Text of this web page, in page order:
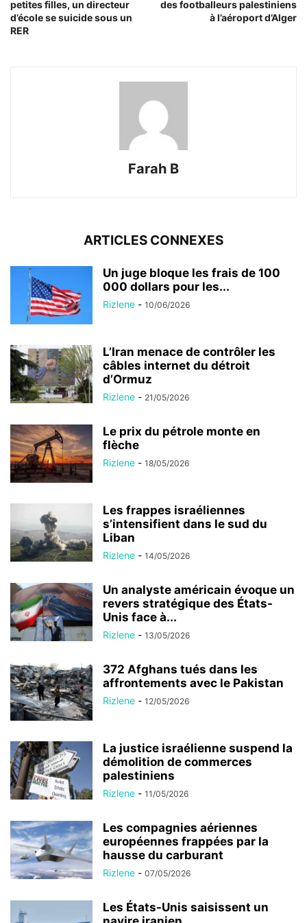
petites filles, un directeur
d’école se suicide sous un
RER
des footballeurs palestiniens
à l’aéroport d’Alger
Farah B
ARTICLES CONNEXES
Un juge bloque les frais de 100
000 dollars pour les...
Rizlene - 10/06/2026
L’Iran menace de contrôler les
câbles internet du détroit
d’Ormuz
Rizlene - 21/05/2026
Le prix du pétrole monte en
flèche
Rizlene - 18/05/2026
Les frappes israéliennes
s’intensifient dans le sud du
Liban
Rizlene - 14/05/2026
Un analyste américain évoque un
revers stratégique des États-
Unis face à...
Rizlene - 13/05/2026
372 Afghans tués dans les
affrontements avec le Pakistan
Rizlene - 12/05/2026
La justice israélienne suspend la
démolition de commerces
palestiniens
Rizlene - 11/05/2026
Les compagnies aériennes
européennes frappées par la
hausse du carburant
Rizlene - 07/05/2026
Les États-Unis saisissent un